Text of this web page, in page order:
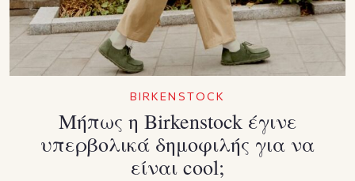
BIRKENSTOCK
Μήπως η Birkenstock έγινε
υπερβολικά δημοφιλής για να
είναι cool;